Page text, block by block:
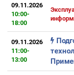
09.11.2026
10:00-
18:00
09.11.2026
11:00-
13:00